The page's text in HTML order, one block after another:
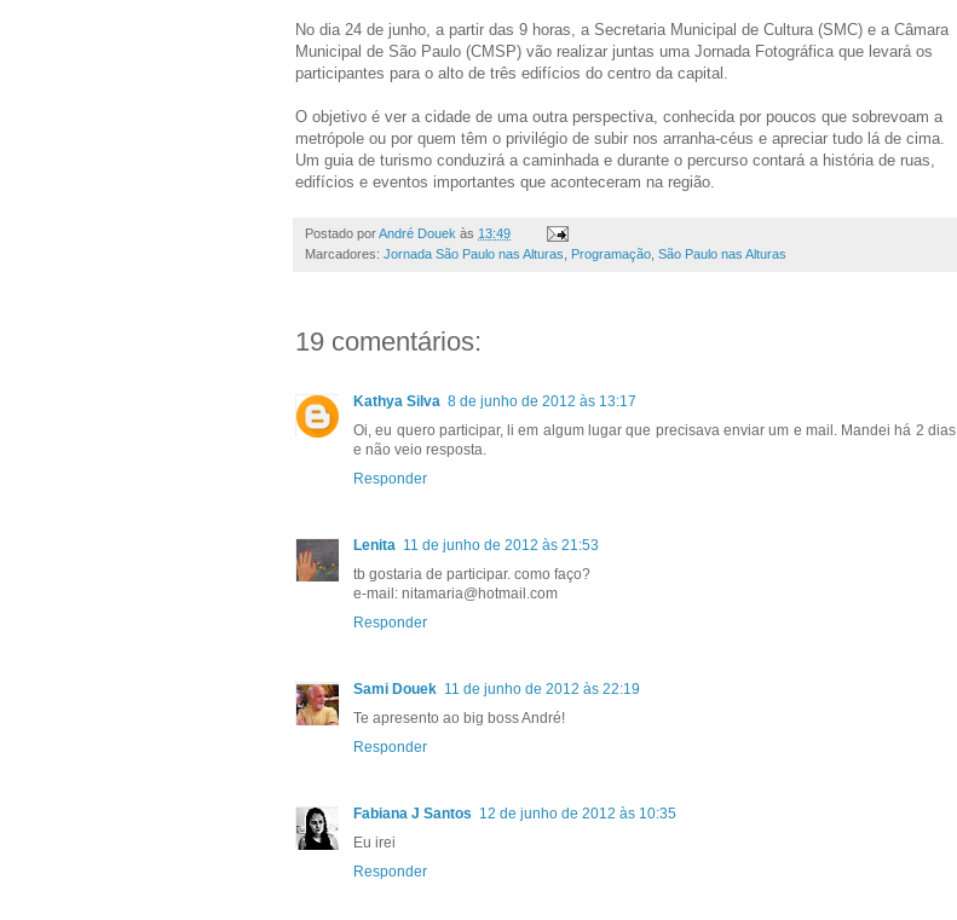
No dia 24 de junho, a partir das 9 horas, a Secretaria Municipal de Cultura (SMC) e a Câmara
Municipal de São Paulo (CMSP) vão realizar juntas uma Jornada Fotográfica que levará os
participantes para o alto de três edifícios do centro da capital.
O objetivo é ver a cidade de uma outra perspectiva, conhecida por poucos que sobrevoam a
metrópole ou por quem têm o privilégio de subir nos arranha-céus e apreciar tudo lá de cima.
Um guia de turismo conduzirá a caminhada e durante o percurso contará a história de ruas,
edifícios e eventos importantes que aconteceram na região.
Postado porAndré Douek às 13:49
Marcadores: Jornada São Paulo nas Alturas Programação São Paulo nas Alturas
19 comentários:
Kathya Silva 8 de junho de 2012 às 13:17
Oi, eu quero participar, li em algum lugar que precisava enviar um e mail. Mandei há 2 dias
e não veio resposta.
Responder
Lenita 11 de junho de 2012 às 21:53
tb gostaria de participar. como faço?
e-mail: nitamaria@hotmail.com
Responder
Sami Douek 11 de junho de 2012 às 22:19
Te apresento ao big boss André!
Responder
Fabiana J Santos 12 de junho de 2012 às 10:35
Eu irei
Responder